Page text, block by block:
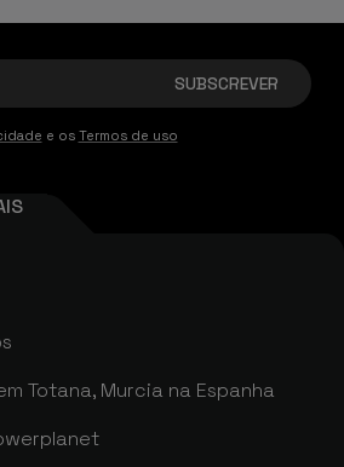
e os Termos de uso
Totana, Murcia na Espanha